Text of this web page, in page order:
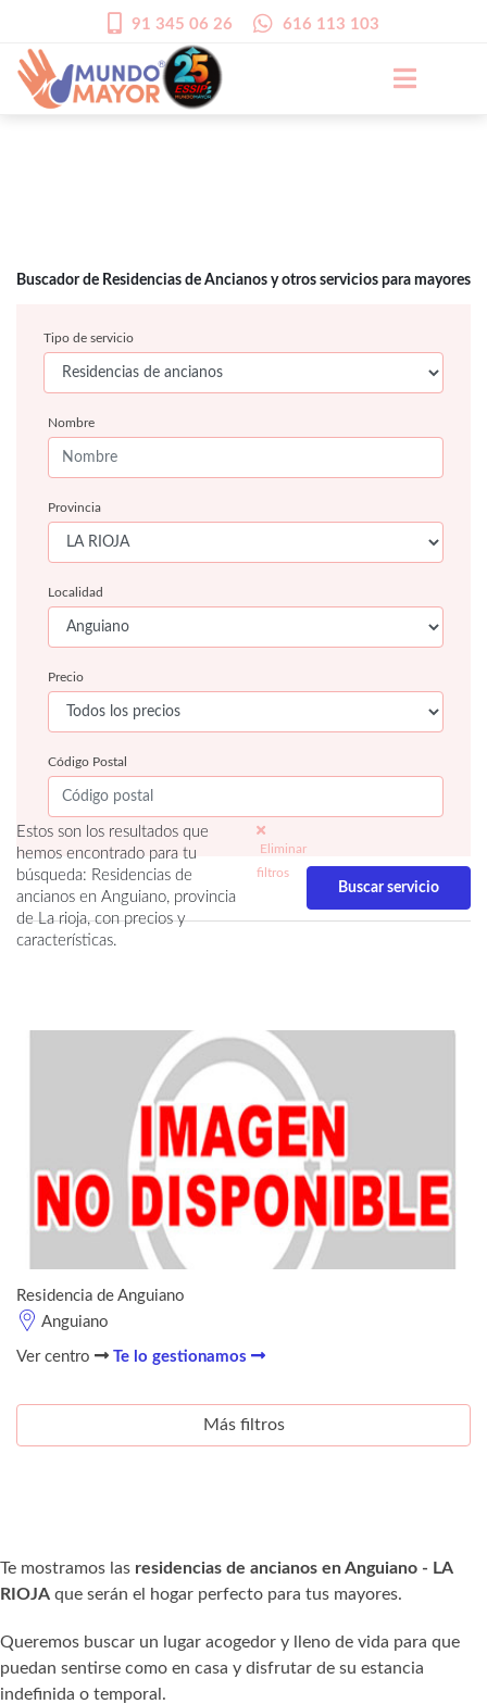
91 345 06 26 616 113 103
Buscador de Residencias de Ancianos y otros servicios para mayores
Tipo de servicio
Nombre
Provincia
Localidad
Precio
Código Postal
Estos son los resultados que
hemos encontrado para tu
búsqueda: Residencias de
ancianos en Anguiano, provincia
de La rioja, con precios y
características.
Eliminar
filtros
Residencia de Anguiano
Anguiano
Ver centro Te lo gestionamos
Más filtros
Te mostramos las residencias de ancianos en Anguiano - LA
RIOJA que serán el hogar perfecto para tus mayores.
Queremos buscar un lugar acogedor y lleno de vida para que
puedan sentirse como en casa y disfrutar de su estancia
indefinida o temporal.